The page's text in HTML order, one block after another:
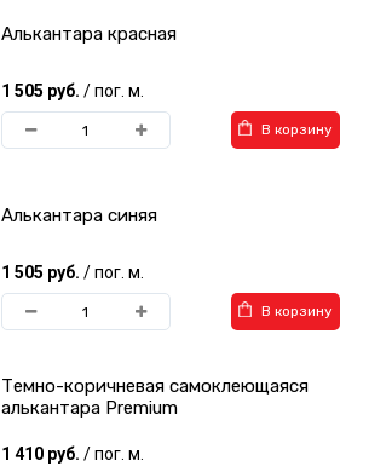
Алькантара красная
1 505 руб. / пог. м.
В корзину
Алькантара синяя
1 505 руб. / пог. м.
В корзину
Темно-коричневая самоклеющаяся
алькантара Premium
1 410 руб. / пог. м.